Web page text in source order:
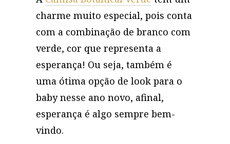
charme muito especial, pois conta
com a combinação de branco com
verde, cor que representa a
esperança! Ou seja, também é
uma ótima opção de look para o
baby nesse ano novo, afinal,
esperança é algo sempre bem-
vindo.